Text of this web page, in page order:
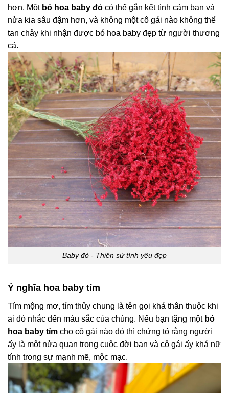
hơn. Một bó hoa baby đỏ có thể gắn kết tình cảm bạn và
nửa kia sâu đậm hơn, và không một cô gái nào không thể
tan chảy khi nhận được bó hoa baby đẹp từ người thương
cả.
Baby đỏ - Thiên sứ tình yêu đẹp
Ý nghĩa hoa baby tím
Tím mộng mơ, tím thủy chung là tên gọi khá thân thuộc khi
ai đó nhắc đến màu sắc của chúng. Nếu bạn tặng một bó
hoa baby tím cho cô gái nào đó thì chứng tỏ rằng người
ấy là một nửa quan trọng cuộc đời bạn và cô gái ấy khá nữ
tính trong sự mạnh mẽ, mộc mạc.